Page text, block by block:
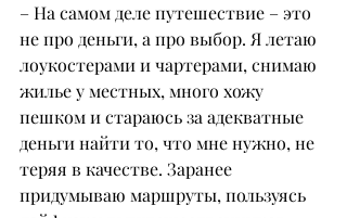
– На самом деле путешествие – это
не про деньги, а про выбор. Я летаю
лоукостерами и чартерами, снимаю
жилье у местных, много хожу
пешком и стараюсь за адекватные
деньги найти то, что мне нужно, не
теряя в качестве. Заранее
придумываю маршруты, пользуясь